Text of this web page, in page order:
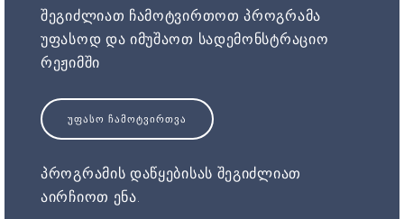
შეგიძლიათ ჩამოტვირთოთ პროგრამა
უფასოდ და იმუშაოთ სადემონსტრაციო
რეჟიმში
ᲣᲤᲐᲡᲝ ᲩᲐᲛᲝᲢᲕᲘᲠᲗᲕᲐ
პროგრამის დაწყებისას შეგიძლიათ
აირჩიოთ ენა.